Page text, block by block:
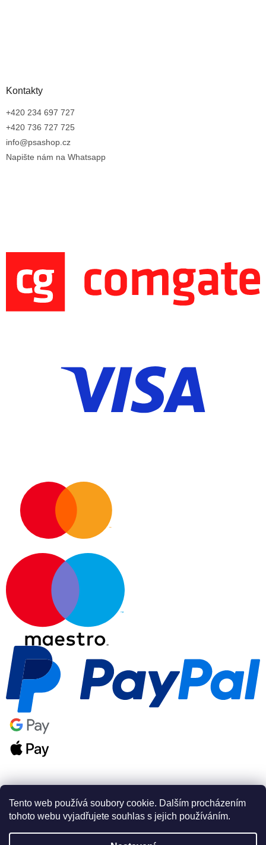
Tento web používá soubory cookie. Dalším procházením
tohoto webu vyjadřujete souhlas s jejich používáním.
Kontakty
+420 234 697 727
+420 736 727 725
info@psashop.cz
Napište nám na Whatsapp
Vytvořil Shoptet Premium